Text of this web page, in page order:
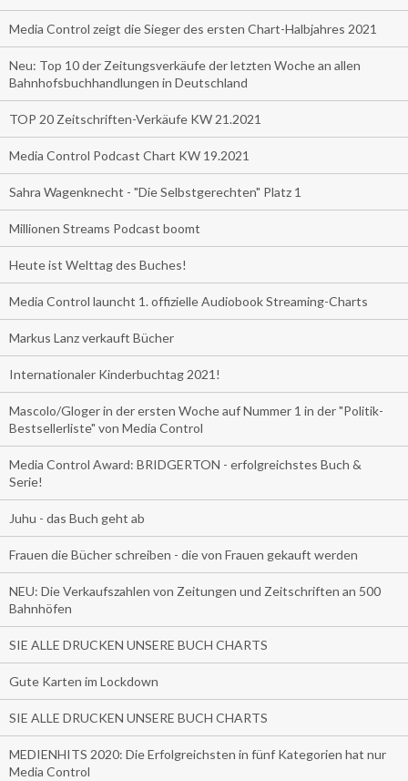
Media Control zeigt die Sieger des ersten Chart-Halbjahres 2021
Neu: Top 10 der Zeitungsverkäufe der letzten Woche an allen
Bahnhofsbuchhandlungen in Deutschland
TOP 20 Zeitschriften-Verkäufe KW 21.2021
Media Control Podcast Chart KW 19.2021
Sahra Wagenknecht - "Die Selbstgerechten" Platz 1
Millionen Streams Podcast boomt
Heute ist Welttag des Buches!
Media Control launcht 1. offizielle Audiobook Streaming-Charts
Markus Lanz verkauft Bücher
Internationaler Kinderbuchtag 2021!
Mascolo/Gloger in der ersten Woche auf Nummer 1 in der "Politik-
Bestsellerliste" von Media Control
Media Control Award: BRIDGERTON - erfolgreichstes Buch &
Serie!
Juhu - das Buch geht ab
Frauen die Bücher schreiben - die von Frauen gekauft werden
NEU: Die Verkaufszahlen von Zeitungen und Zeitschriften an 500
Bahnhöfen
SIE ALLE DRUCKEN UNSERE BUCH CHARTS
Gute Karten im Lockdown
SIE ALLE DRUCKEN UNSERE BUCH CHARTS
MEDIENHITS 2020: Die Erfolgreichsten in fünf Kategorien hat nur
Media Control